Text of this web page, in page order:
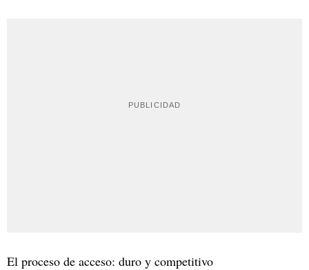
El proceso de acceso: duro y competitivo